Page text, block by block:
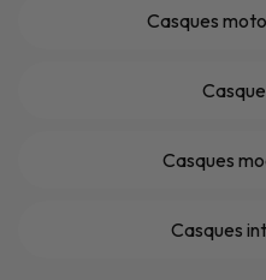
Casques
Casques
Casques